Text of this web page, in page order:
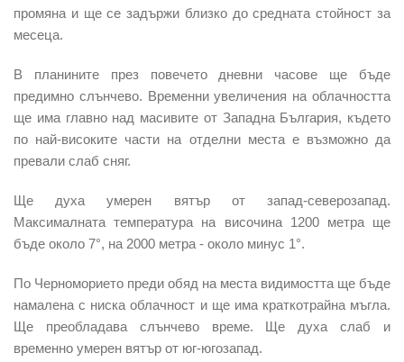
промяна и ще се задържи близко до средната стойност за
месеца.
В планините през повечето дневни часове ще бъде
предимно слънчево. Временни увеличения на облачността
ще има главно над масивите от Западна България, където
по най-високите части на отделни места е възможно да
превали слаб сняг.
Ще духа умерен вятър от запад-северозапад.
Максималната температура на височина 1200 метра ще
бъде около 7°, на 2000 метра - около минус 1°.
По Черноморието преди обяд на места видимостта ще бъде
намалена с ниска облачност и ще има краткотрайна мъгла.
Ще преобладава слънчево време. Ще духа слаб и
временно умерен вятър от юг-югозапад.